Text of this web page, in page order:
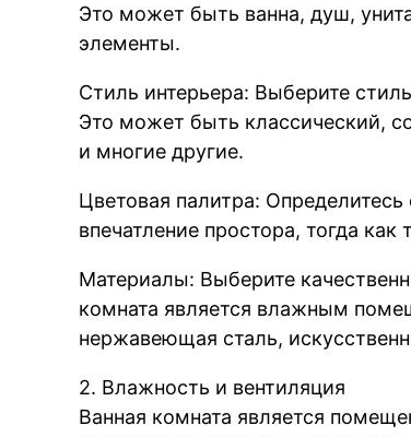
Это может быть ванна, душ,
элементы.
Стиль интерьера: Выберите
Это может быть классический,
и многие другие.
Цветовая палитра:
впечатление простора, тогда
Материалы: Выберите
комната является влажным
нержавеющая сталь,
2. Влажность и вентиляция
Ванная комната является